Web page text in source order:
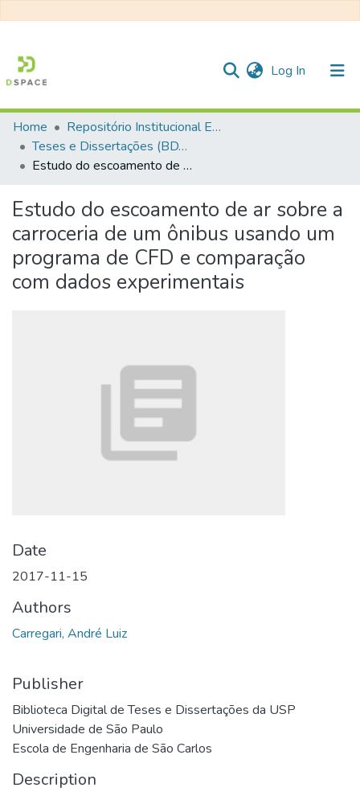
Log In (current)
Communities & Collections
All of DSpace
Statistics
Home
Repositório Institucional EESC
Teses e Dissertações (BDTD USP)
Estudo do escoamento de ar sobre a carroceria de um ônibus usando um programa de CFD e comparação com dados experimentais
Estudo do escoamento de ar sobre a
carroceria de um ônibus usando um
programa de CFD e comparação
com dados experimentais
Date
2017-11-15
Authors
Carregari, André Luiz
Publisher
Biblioteca Digital de Teses e Dissertações da USP
Universidade de São Paulo
Escola de Engenharia de São Carlos
Description